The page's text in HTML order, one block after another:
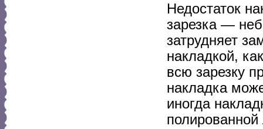
Недостаток
зарезка —
затрудняет
накладкой,
всю зарезку
накладка
иногда